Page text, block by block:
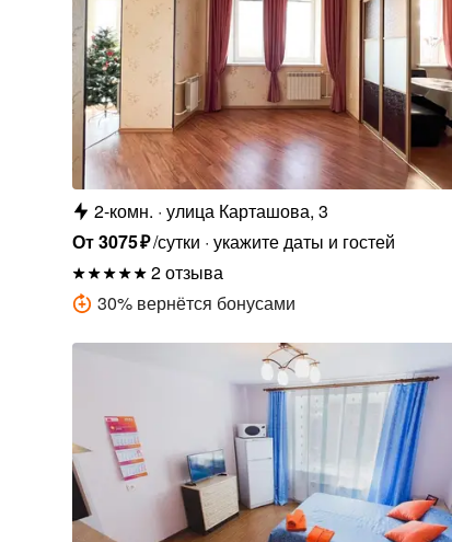
2-комн. улица Карташова, 3
От3075₽/сутки укажите даты и гостей
2 отзыва
30% вернётся бонусами